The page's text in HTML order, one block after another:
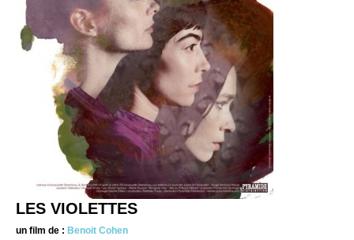
LES VIOLETTES
un film de : Benoit Cohen